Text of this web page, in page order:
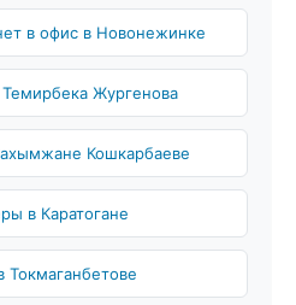
в офис в Новонежинке
Темирбека Жургенова
Кошкарбаеве
в Каратогане
Токмаганбетове